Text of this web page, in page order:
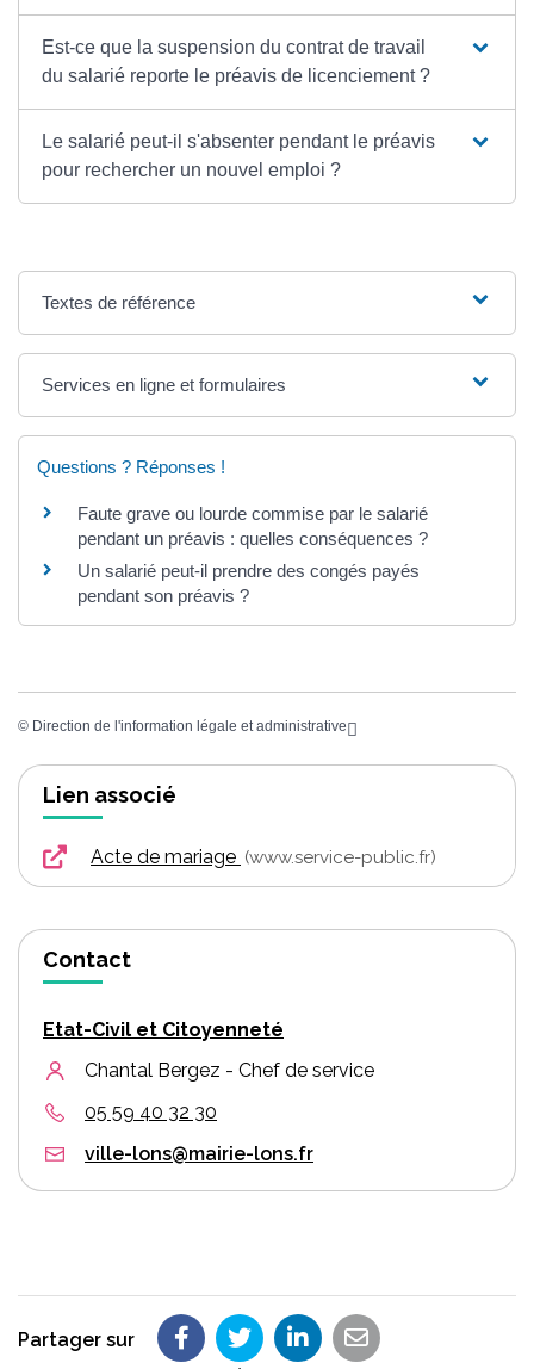
Est-ce que la suspension du contrat de travail
du salarié reporte le préavis de licenciement ?
Le salarié peut-il s'absenter pendant le préavis
pour rechercher un nouvel emploi ?
Textes de référence
Services en ligne et formulaires
Questions ? Réponses !
Faute grave ou lourde commise par le salarié
pendant un préavis : quelles conséquences ?
Un salarié peut-il prendre des congés payés
pendant son préavis ?
© Direction de l'information légale et administrative
Lien associé
Acte de mariage www.service-public.fr
Contact
Etat-Civil et Citoyenneté
Chantal Bergez - Chef de service
05 59 40 32 30
ville-lons@mairie-lons.fr
Partager sur Partager sur Facebook
Partager sur Twitter
Partager sur LinkedIn
Partager par